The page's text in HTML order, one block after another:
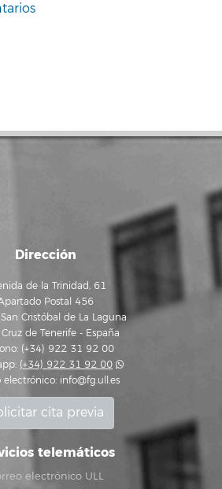
Dirección
de la Trinidad, 61
Postal 456
Cristóbal de La Laguna
de Tenerife - España
(+34) 922 31 92 00
(+34) 922 31 92 00
electrónico: info@fg.ull.es
cita previa
telemáticos
electrónico ULL